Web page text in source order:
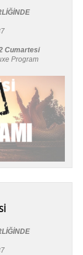
Cumartesi
Program